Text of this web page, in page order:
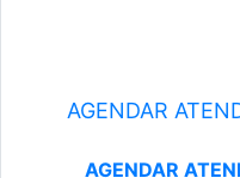
AGENDAR
AGENDAR